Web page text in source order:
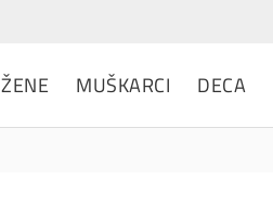
ŽENE MUŠKARCI DECA